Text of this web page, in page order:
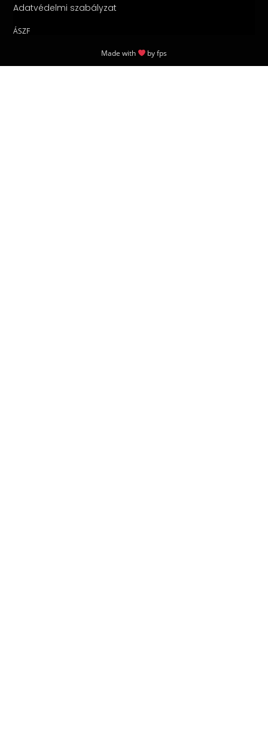
Adatvédelmi szabályzat
ÁSZF
Made with byfps